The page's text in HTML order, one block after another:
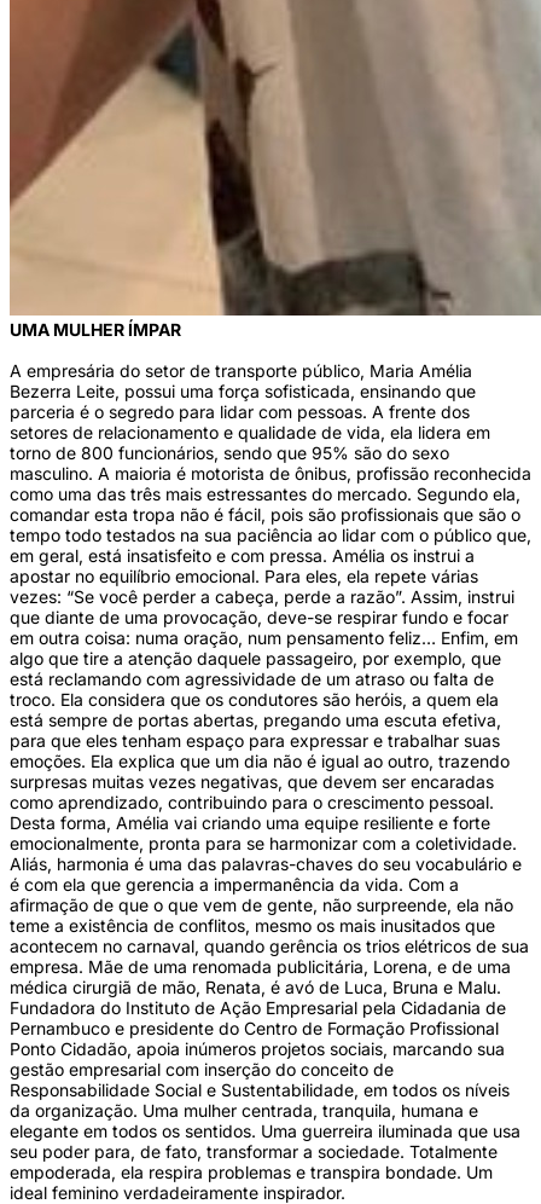
UMA MULHER ÍMPAR
A empresária do setor de transporte público, Maria Amélia
Bezerra Leite, possui uma força sofisticada, ensinando que
parceria é o segredo para lidar com pessoas. A frente dos
setores de relacionamento e qualidade de vida, ela lidera em
torno de 800 funcionários, sendo que 95% são do sexo
masculino. A maioria é motorista de ônibus, profissão reconhecida
como uma das três mais estressantes do mercado. Segundo ela,
comandar esta tropa não é fácil, pois são profissionais que são o
tempo todo testados na sua paciência ao lidar com o público que,
em geral, está insatisfeito e com pressa. Amélia os instrui a
apostar no equilíbrio emocional. Para eles, ela repete várias
vezes: “Se você perder a cabeça, perde a razão”. Assim, instrui
que diante de uma provocação, deve-se respirar fundo e focar
em outra coisa: numa oração, num pensamento feliz… Enfim, em
algo que tire a atenção daquele passageiro, por exemplo, que
está reclamando com agressividade de um atraso ou falta de
troco. Ela considera que os condutores são heróis, a quem ela
está sempre de portas abertas, pregando uma escuta efetiva,
para que eles tenham espaço para expressar e trabalhar suas
emoções. Ela explica que um dia não é igual ao outro, trazendo
surpresas muitas vezes negativas, que devem ser encaradas
como aprendizado, contribuindo para o crescimento pessoal.
Desta forma, Amélia vai criando uma equipe resiliente e forte
emocionalmente, pronta para se harmonizar com a coletividade.
Aliás, harmonia é uma das palavras-chaves do seu vocabulário e
é com ela que gerencia a impermanência da vida. Com a
afirmação de que o que vem de gente, não surpreende, ela não
teme a existência de conflitos, mesmo os mais inusitados que
acontecem no carnaval, quando gerência os trios elétricos de sua
empresa. Mãe de uma renomada publicitária, Lorena, e de uma
médica cirurgiã de mão, Renata, é avó de Luca, Bruna e Malu.
Fundadora do Instituto de Ação Empresarial pela Cidadania de
Pernambuco e presidente do Centro de Formação Profissional
Ponto Cidadão, apoia inúmeros projetos sociais, marcando sua
gestão empresarial com inserção do conceito de
Responsabilidade Social e Sustentabilidade, em todos os níveis
da organização. Uma mulher centrada, tranquila, humana e
elegante em todos os sentidos. Uma guerreira iluminada que usa
seu poder para, de fato, transformar a sociedade. Totalmente
empoderada, ela respira problemas e transpira bondade. Um
ideal feminino verdadeiramente inspirador.